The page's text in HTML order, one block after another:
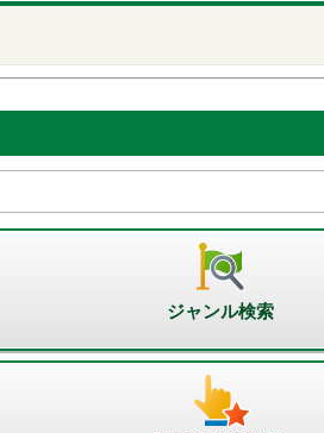
ジャンル検索